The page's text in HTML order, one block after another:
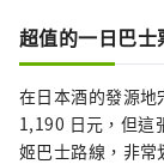
超值的一日巴
在日本酒的發源地
1,190 日元，但這
姬巴士路線，非常